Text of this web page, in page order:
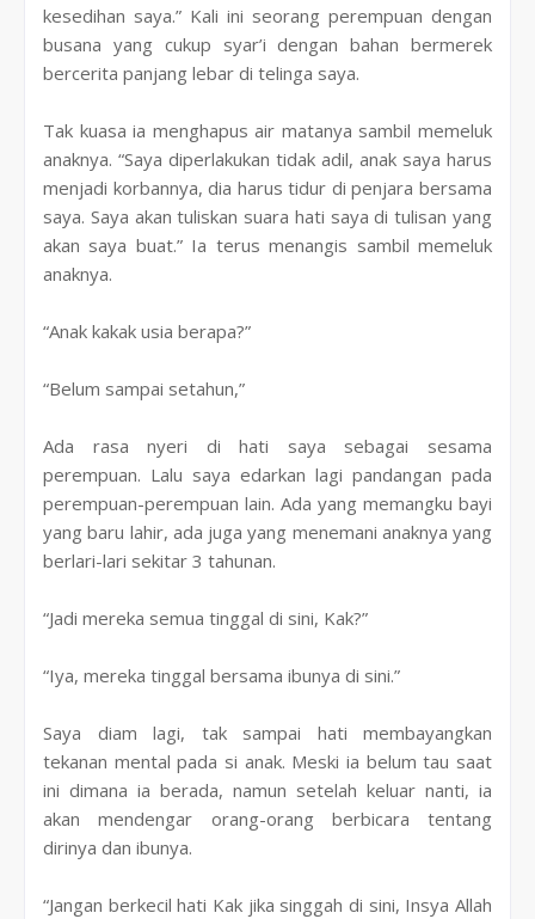
kesedihan saya.” Kali ini seorang perempuan dengan
busana yang cukup syar’i dengan bahan bermerek
bercerita panjang lebar di telinga saya.
Tak kuasa ia menghapus air matanya sambil memeluk
anaknya. “Saya diperlakukan tidak adil, anak saya harus
menjadi korbannya, dia harus tidur di penjara bersama
saya. Saya akan tuliskan suara hati saya di tulisan yang
akan saya buat.” Ia terus menangis sambil memeluk
anaknya.
“Anak kakak usia berapa?”
“Belum sampai setahun,”
Ada rasa nyeri di hati saya sebagai sesama
perempuan. Lalu saya edarkan lagi pandangan pada
perempuan-perempuan lain. Ada yang memangku bayi
yang baru lahir, ada juga yang menemani anaknya yang
berlari-lari sekitar 3 tahunan.
“Jadi mereka semua tinggal di sini, Kak?”
“Iya, mereka tinggal bersama ibunya di sini.”
Saya diam lagi, tak sampai hati membayangkan
tekanan mental pada si anak. Meski ia belum tau saat
ini dimana ia berada, namun setelah keluar nanti, ia
akan mendengar orang-orang berbicara tentang
dirinya dan ibunya.
“Jangan berkecil hati Kak jika singgah di sini, Insya Allah